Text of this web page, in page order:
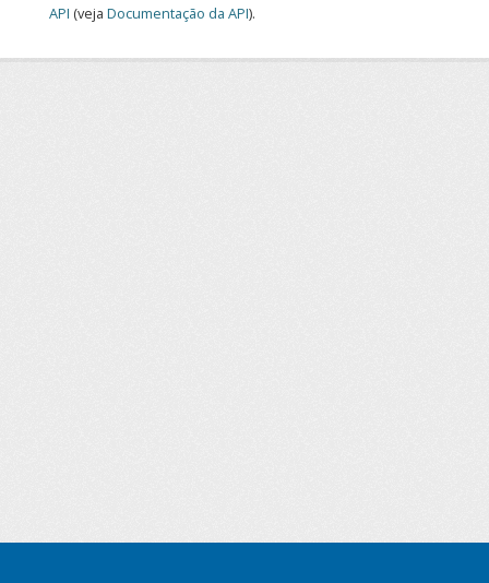
API (veja Documentação da API).